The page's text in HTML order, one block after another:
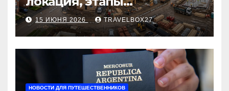
строительства, проверка
застройщика, сценарии
оформления сделки и
рыночные ориентиры
15 ИЮНЯ 2026 TRAVELBOX27_
НОВОСТИ ДЛЯ ПУТЕШЕСТВЕННИКОВ